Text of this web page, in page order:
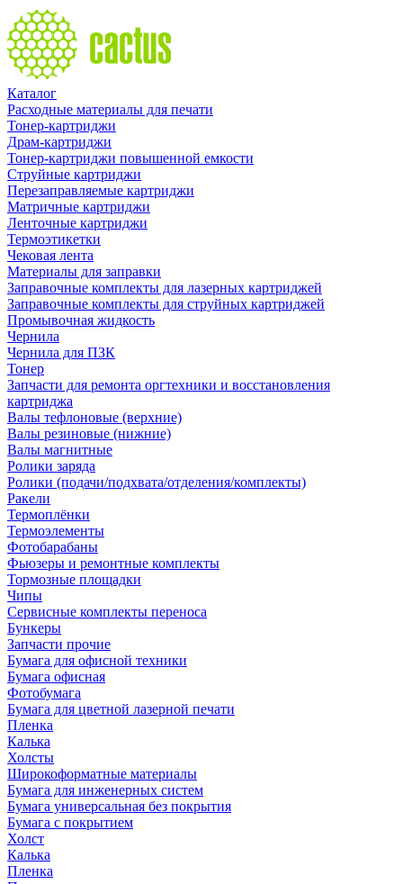
Каталог
Расходные материалы для печати
Тонер-картриджи
Драм-картриджи
Тонер-картриджи повышенной емкости
Струйные картриджи
Перезаправляемые картриджи
Матричные картриджи
Ленточные картриджи
Термоэтикетки
Чековая лента
Материалы для заправки
Заправочные комплекты для лазерных картриджей
Заправочные комплекты для струйных картриджей
Промывочная жидкость
Чернила
Чернила для ПЗК
Тонер
Запчасти для ремонта оргтехники и восстановления
картриджа
Валы тефлоновые (верхние)
Валы резиновые (нижние)
Валы магнитные
Ролики заряда
Ролики (подачи/подхвата/отделения/комплекты)
Ракели
Термоплёнки
Термоэлементы
Фотобарабаны
Фьюзеры и ремонтные комплекты
Тормозные площадки
Чипы
Сервисные комплекты переноса
Бункеры
Запчасти прочие
Бумага для офисной техники
Бумага офисная
Фотобумага
Бумага для цветной лазерной печати
Пленка
Калька
Холсты
Широкоформатные материалы
Бумага для инженерных систем
Бумага универсальная без покрытия
Бумага с покрытием
Холст
Калька
Пленка